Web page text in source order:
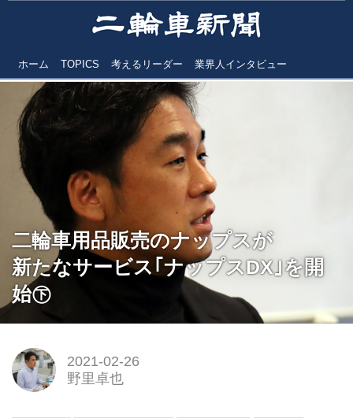
ホーム TOPICS 考えるリーダー 業界人インタビュー
二輪車用品販売のナップスが
新たなサービス｢ナップスDX｣を開
始㊦
2021-02-26
野里卓也